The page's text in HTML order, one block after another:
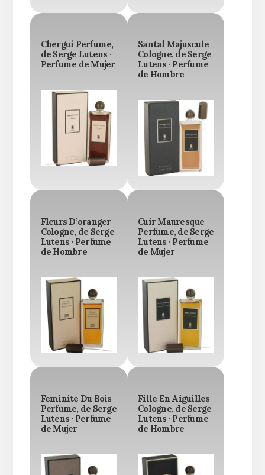
Chergui Perfume,
de Serge Lutens ·
Perfume de Mujer
Santal Majuscule
Cologne, de Serge
Lutens · Perfume
de Hombre
Fleurs D’oranger
Cologne, de Serge
Lutens · Perfume
de Hombre
Cuir Mauresque
Perfume, de Serge
Lutens · Perfume
de Mujer
Feminite Du Bois
Perfume, de Serge
Lutens · Perfume
de Mujer
Fille En Aiguilles
Cologne, de Serge
Lutens · Perfume
de Hombre